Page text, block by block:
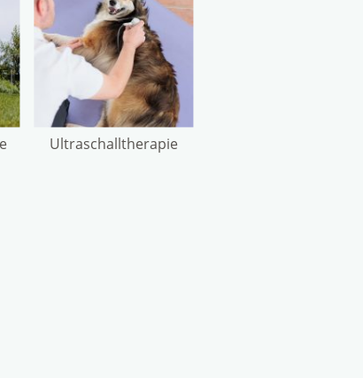
Ultraschalltherapie